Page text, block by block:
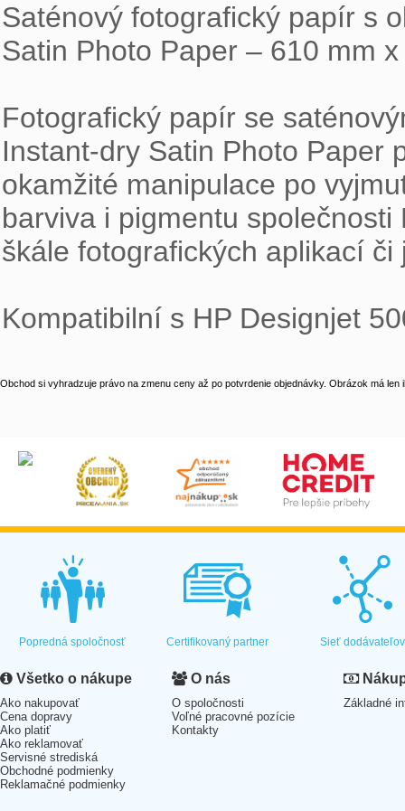
Saténový fotografický papír s
Satin Photo Paper – 610 mm
Fotografický papír se
Instant-dry Satin Photo Paper
okamžité manipulace po
barviva i pigmentu
škále fotografických aplikací
Kompatibilní s HP Designjet
Obchod si vyhradzuje právo na zmenu ceny až po potvrdenie objednávky. Obrázok má len
Popredná spoločnosť Certifikovaný partner Sieť dodávateľov
Všetko o nákupe
Ako nakupovať
Cena dopravy
Ako platiť
Ako reklamovať
Servisné strediská
Obchodné podmienky
Reklamačné podmienky
O nás
O spoločnosti
Voľné pracovné pozície
Kontakty
Základné